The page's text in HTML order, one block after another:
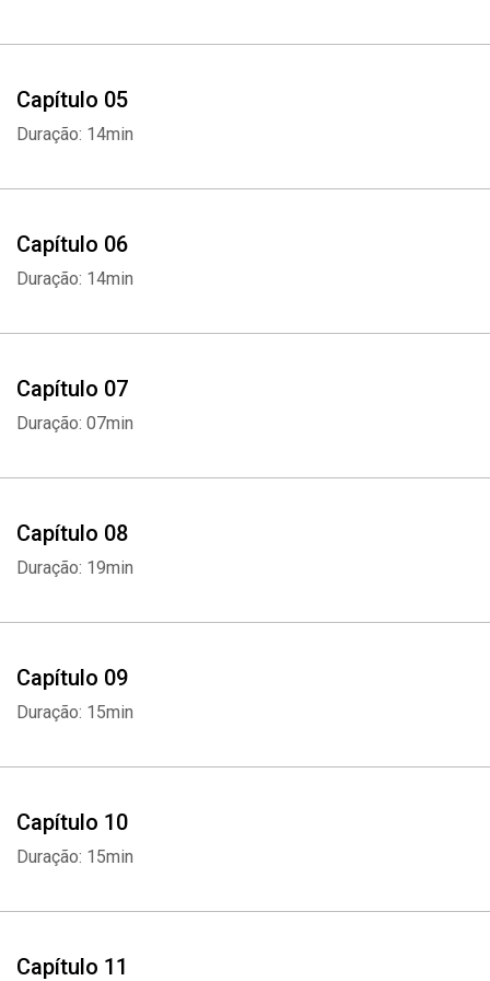
Capítulo 05
Duração: 14min
Capítulo 06
Duração: 14min
Capítulo 07
Duração: 07min
Capítulo 08
Duração: 19min
Capítulo 09
Duração: 15min
Capítulo 10
Duração: 15min
Capítulo 11